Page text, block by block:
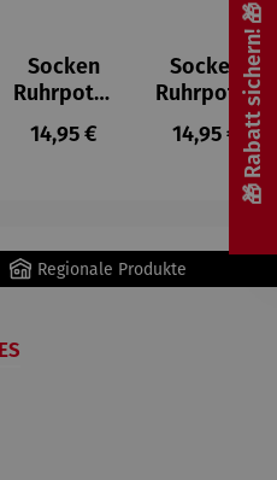
Socken
Ruhrpott -
Doppelpa
ck
Regulärer Preis:
14,95 €
Socken
Ruhrpott -
Doppelpa
ck
Regulärer
14,95 €
Regionale Produkte
🎁 Rabatt sichern! 🎁